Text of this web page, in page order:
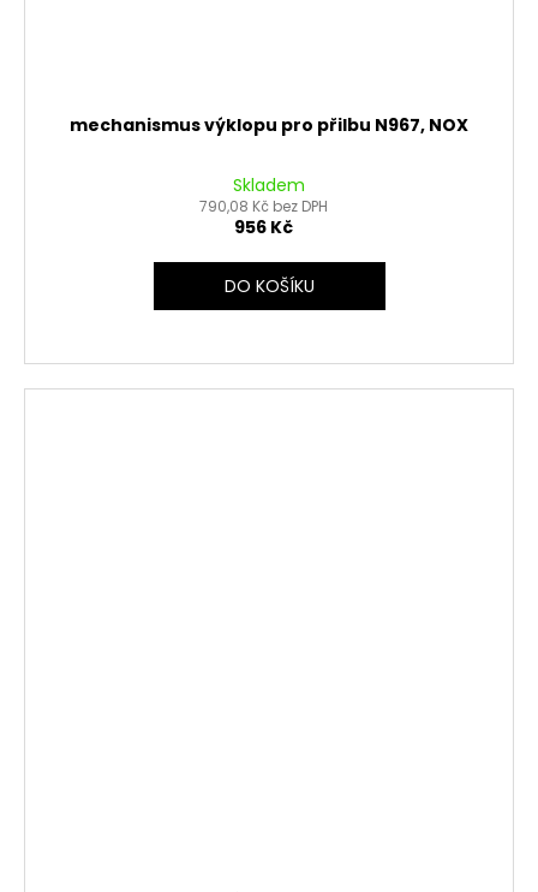
mechanismus výklopu pro přilbu N967, NOX
Skladem
790,08 Kč bez DPH
956 Kč
DO KOŠÍKU